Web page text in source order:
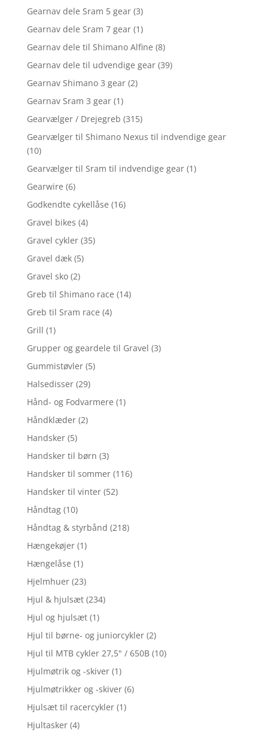
Gearnav dele Sram 5 gear (3)
Gearnav dele Sram 7 gear (1)
Gearnav dele til Shimano Alfine (8)
Gearnav dele til udvendige gear (39)
Gearnav Shimano 3 gear (2)
Gearnav Sram 3 gear (1)
Gearvælger / Drejegreb (315)
Gearvælger til Shimano Nexus til indvendige gear
(10)
Gearvælger til Sram til indvendige gear (1)
Gearwire (6)
Godkendte cykellåse (16)
Gravel bikes (4)
Gravel cykler (35)
Gravel dæk (5)
Gravel sko (2)
Greb til Shimano race (14)
Greb til Sram race (4)
Grill (1)
Grupper og geardele til Gravel (3)
Gummistøvler (5)
Halsedisser (29)
Hånd- og Fodvarmere (1)
Håndklæder (2)
Handsker (5)
Handsker til børn (3)
Handsker til sommer (116)
Handsker til vinter (52)
Håndtag (10)
Håndtag & styrbånd (218)
Hængekøjer (1)
Hængelåse (1)
Hjelmhuer (23)
Hjul & hjulsæt (234)
Hjul og hjulsæt (1)
Hjul til børne- og juniorcykler (2)
Hjul til MTB cykler 27,5" / 650B (10)
Hjulmøtrik og -skiver (1)
Hjulmøtrikker og -skiver (6)
Hjulsæt til racercykler (1)
Hjultasker (4)